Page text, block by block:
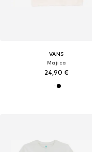
VANS
Majica
24,90 €